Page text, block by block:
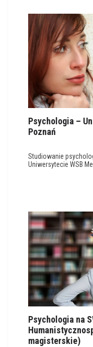
Psychologia –
Poznań
Studiowanie
Uniwersytecie WSB
Psychologia na
magisterskie)